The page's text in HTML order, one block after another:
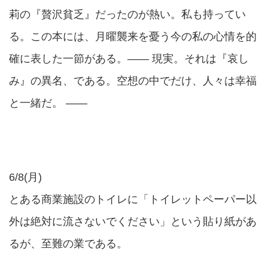
莉の『贅沢貧乏』だったのが熱い。私も持ってい
る。この本には、月曜襲来を憂う今の私の心情を的
確に表した一節がある。―― 現実。それは『哀し
み』の異名、である。空想の中でだけ、人々は幸福
と一緒だ。 ――
6/8(月)
とある商業施設のトイレに「トイレットペーパー以
外は絶対に流さないでください」という貼り紙があ
るが、至難の業である。